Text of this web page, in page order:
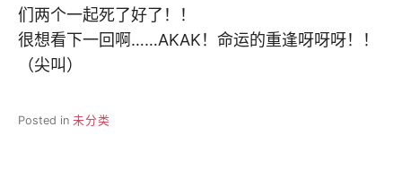
们两个一起死了好了！！
很想看下一回啊……AKAK！命运的重逢呀呀呀！！
（尖叫）
Posted in 未分类